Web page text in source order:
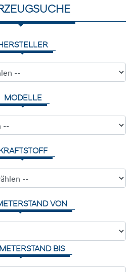
MODELLE
VON
BIS